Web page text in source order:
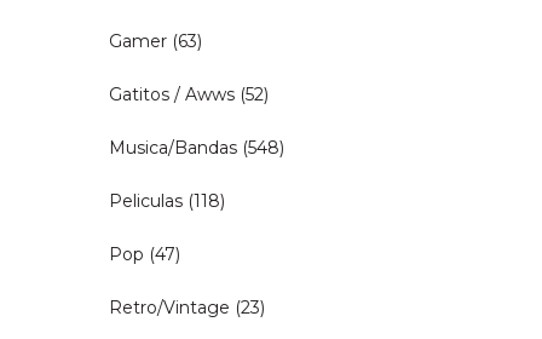
Gamer (63)
Gatitos / Awws (52)
Musica/Bandas (548)
Peliculas (118)
Pop (47)
Retro/Vintage (23)